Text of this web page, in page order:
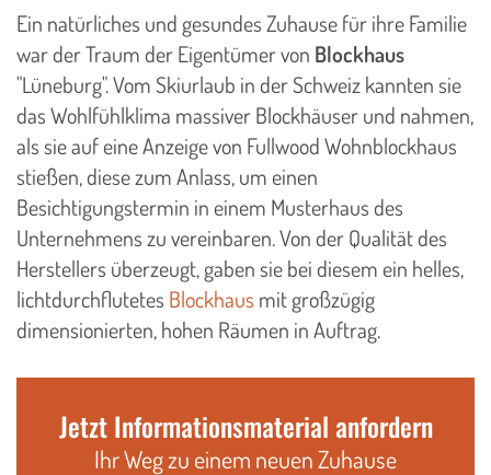
Ein natürliches und gesundes Zuhause für ihre Familie
war der Traum der Eigentümer von Blockhaus
"Lüneburg". Vom Skiurlaub in der Schweiz kannten sie
das Wohlfühlklima massiver Blockhäuser und nahmen,
als sie auf eine Anzeige von Fullwood Wohnblockhaus
stießen, diese zum Anlass, um einen
Besichtigungstermin in einem Musterhaus des
Unternehmens zu vereinbaren. Von der Qualität des
Herstellers überzeugt, gaben sie bei diesem ein helles,
lichtdurchflutetes Blockhaus mit großzügig
dimensionierten, hohen Räumen in Auftrag.
Jetzt Informationsmaterial anfordern
Ihr Weg zu einem neuen Zuhause